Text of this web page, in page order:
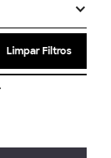
Limpar Filtros